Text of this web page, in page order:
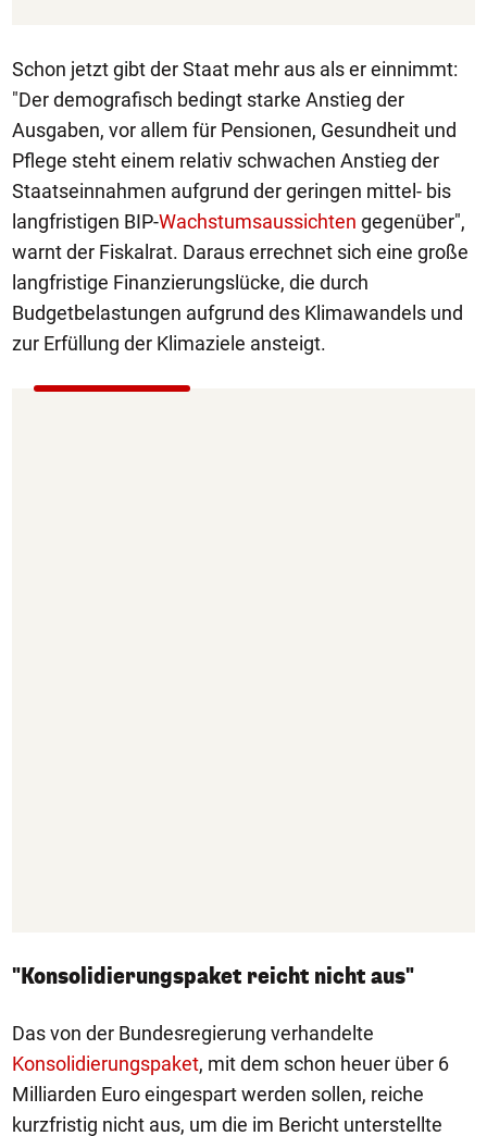
Schon jetzt gibt der Staat mehr aus als er einnimmt:
"Der demografisch bedingt starke Anstieg der
Ausgaben, vor allem für Pensionen, Gesundheit und
Pflege steht einem relativ schwachen Anstieg der
Staatseinnahmen aufgrund der geringen mittel- bis
langfristigen BIP-Wachstumsaussichten gegenüber",
warnt der Fiskalrat. Daraus errechnet sich eine große
langfristige Finanzierungslücke, die durch
Budgetbelastungen aufgrund des Klimawandels und
zur Erfüllung der Klimaziele ansteigt.
"Konsolidierungspaket reicht nicht aus"
Das von der Bundesregierung verhandelte
Konsolidierungspaket, mit dem schon heuer über 6
Milliarden Euro eingespart werden sollen, reiche
kurzfristig nicht aus, um die im Bericht unterstellte